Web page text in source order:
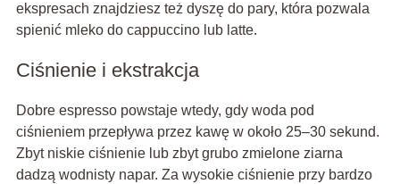
ekspresach znajdziesz też dyszę do pary, która pozwala
spienić mleko do cappuccino lub latte.
Ciśnienie i ekstrakcja
Dobre espresso powstaje wtedy, gdy woda pod
ciśnieniem przepływa przez kawę w około 25–30 sekund.
Zbyt niskie ciśnienie lub zbyt grubo zmielone ziarna
dadzą wodnisty napar. Za wysokie ciśnienie przy bardzo